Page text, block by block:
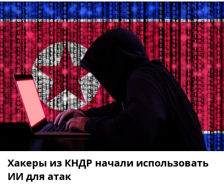
Хакеры из КНДР начали использовать
ИИ для атак